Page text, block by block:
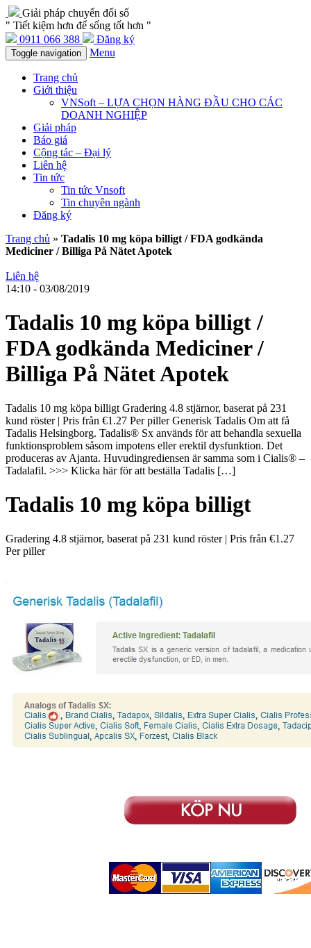
Giải pháp chuyển đổi số
" Tiết kiệm hơn để sống tốt hơn "
0911 066 388
Đăng ký
Toggle navigation Menu
Trang chủ
Giới thiệu
VNSoft – LỰA CHỌN HÀNG ĐẦU CHO CÁC
DOANH NGHIỆP
Giải pháp
Báo giá
Cộng tác – Đại lý
Liên hệ
Tin tức
Tin tức Vnsoft
Tin chuyên ngành
Đăng ký
Trang chủ » Tadalis 10 mg köpa billigt / FDA godkända
Mediciner / Billiga På Nätet Apotek
Liên hệ
14:10 - 03/08/2019
Tadalis 10 mg köpa billigt /
FDA godkända Mediciner /
Billiga På Nätet Apotek
Tadalis 10 mg köpa billigt Gradering 4.8 stjärnor, baserat på 231
kund röster | Pris från €1.27 Per piller Generisk Tadalis Om att få
Tadalis Helsingborg. Tadalis® Sx används för att behandla sexuella
funktionsproblem såsom impotens eller erektil dysfunktion. Det
produceras av Ajanta. Huvudingrediensen är samma som i Cialis® –
Tadalafil. >>> Klicka här för att beställa Tadalis […]
Tadalis 10 mg köpa billigt
Gradering 4.8 stjärnor, baserat på 231 kund röster| Pris från €1.27
Per piller